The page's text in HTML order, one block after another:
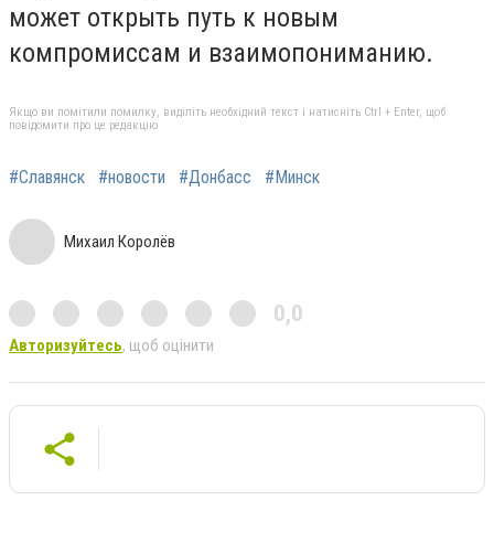
может открыть путь к новым
компромиссам и взаимопониманию.
Якщо ви помітили помилку, виділіть необхідний текст і натисніть Ctrl + Enter, щоб
повідомити про це редакцію
#Славянск #новости #Донбасс #Минск
Михаил Королёв
0,0
Авторизуйтесь, щоб оцінити